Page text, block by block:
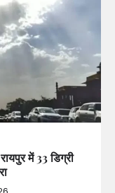
में 33 डिग्री